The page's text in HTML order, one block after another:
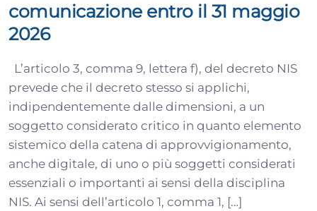
comunicazione entro il 31 maggio
2026
L’articolo 3, comma 9, lettera f), del decreto NIS
prevede che il decreto stesso si applichi,
indipendentemente dalle dimensioni, a un
soggetto considerato critico in quanto elemento
sistemico della catena di approvvigionamento,
anche digitale, di uno o più soggetti considerati
essenziali o importanti ai sensi della disciplina
NIS. Ai sensi dell’articolo 1, comma 1, […]